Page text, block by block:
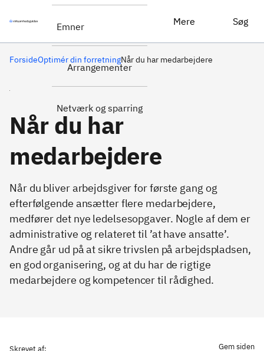
Emner
Arrangementer
Netværk og sparring
Mere Søg
ForsideOptimér din forretningNår du har medarbejdere
Når du har
medarbejdere
Når du bliver arbejdsgiver for første gang og
efterfølgende ansætter flere medarbejdere,
medfører det nye ledelsesopgaver. Nogle af dem er
administrative og relateret til ’at have ansatte’.
Andre går ud på at sikre trivslen på arbejdspladsen,
en god organisering, og at du har de rigtige
medarbejdere og kompetencer til rådighed.
Skrevet af:
Gem siden